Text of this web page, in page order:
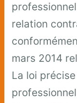
relation
mars 2014
La loi